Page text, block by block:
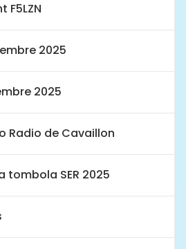
F5LZN
2025
2025
Radio de Cavaillon
tombola SER 2025